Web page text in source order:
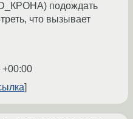
подождать
что вызывает
+00:00